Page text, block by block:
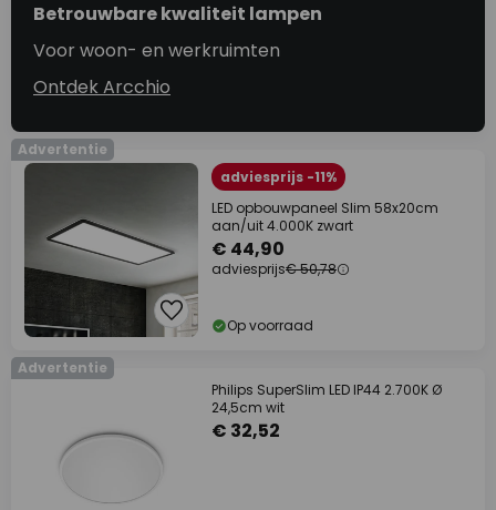
Betrouwbare kwaliteit lampen
Voor woon- en werkruimten
Ontdek Arcchio
Advertentie
adviesprijs -11%
LED opbouwpaneel Slim 58x20cm
aan/uit 4.000K zwart
€ 44,90
adviesprijs€ 50,78
Op voorraad
Advertentie
Philips SuperSlim LED IP44 2.700K Ø
24,5cm wit
€ 32,52